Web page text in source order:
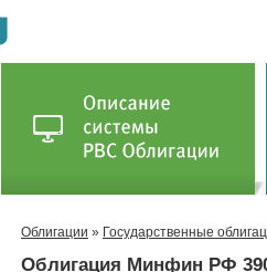
Облигации » Государственные
Облигация Минфин РФ